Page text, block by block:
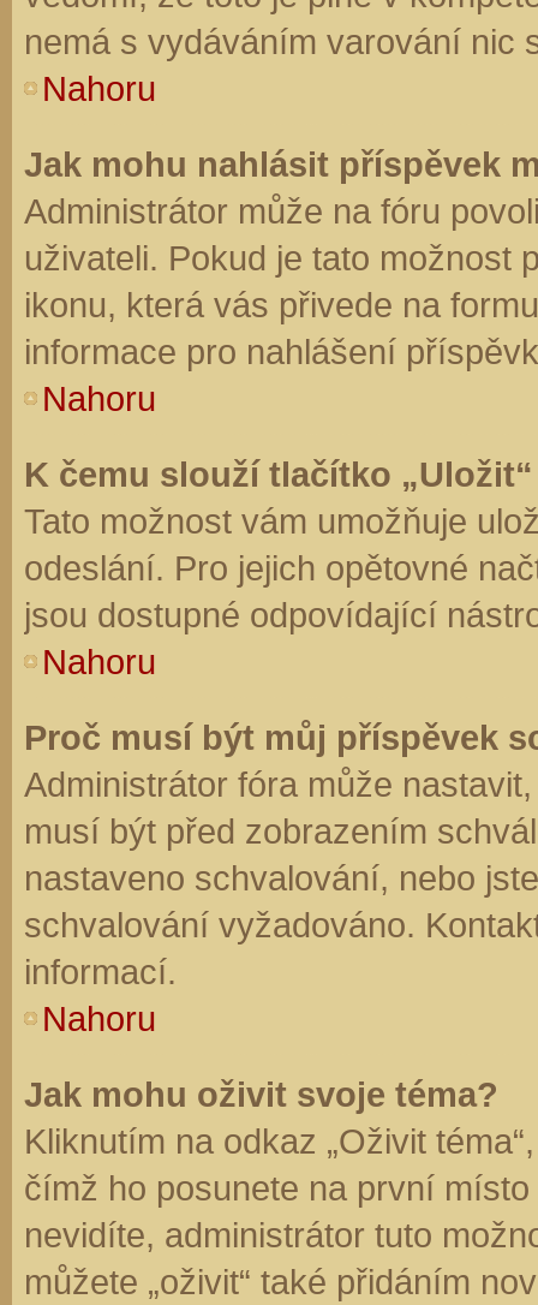
nemá s vydáváním varování nic
Nahoru
Jak mohu nahlásit příspěvek
Administrátor může na fóru
uživateli. Pokud je tato možnost
ikonu, která vás přivede na
informace pro nahlášení
Nahoru
K čemu slouží tlačítko
Tato možnost vám umožňuje
odeslání. Pro jejich opětovné
jsou dostupné odpovídající
Nahoru
Proč musí být můj příspěvek
Administrátor fóra může
musí být před zobrazením
nastaveno schvalování, nebo
schvalování vyžadováno.
informací.
Nahoru
Jak mohu oživit svoje téma?
Kliknutím na odkaz „Oživit
čímž ho posunete na první
nevidíte, administrátor tuto
můžete „oživit“ také přidáním